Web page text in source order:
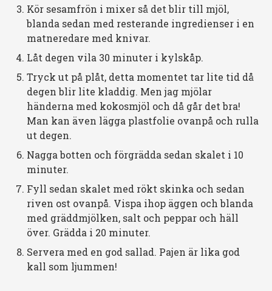
Kör sesamfrön i mixer så det blir till mjöl,
blanda sedan med resterande ingredienser i en
matneredare med knivar.
Låt degen vila 30 minuter i kylskåp.
Tryck ut på plåt, detta momentet tar lite tid då
degen blir lite kladdig. Men jag mjölar
händerna med kokosmjöl och då går det bra!
Man kan även lägga plastfolie ovanpå och rulla
ut degen.
Nagga botten och förgrädda sedan skalet i 10
minuter.
Fyll sedan skalet med rökt skinka och sedan
riven ost ovanpå. Vispa ihop äggen och blanda
med gräddmjölken, salt och peppar och häll
över. Grädda i 20 minuter.
Servera med en god sallad. Pajen är lika god
kall som ljummen!